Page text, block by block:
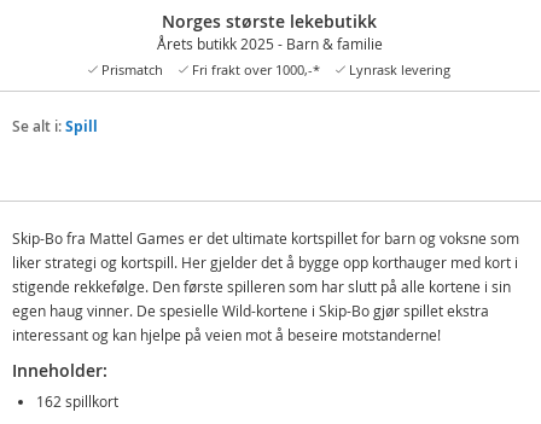
Norges største lekebutikk
Årets butikk 2025 - Barn & familie
Prismatch Fri frakt over 1000,-* Lynrask levering
Se alt i:Spill
Skip-Bo fra Mattel Games er det ultimate kortspillet for barn og voksne som
liker strategi og kortspill. Her gjelder det å bygge opp korthauger med kort i
stigende rekkefølge. Den første spilleren som har slutt på alle kortene i sin
egen haug vinner. De spesielle Wild-kortene i Skip-Bo gjør spillet ekstra
interessant og kan hjelpe på veien mot å beseire motstanderne!
Inneholder:
162 spillkort